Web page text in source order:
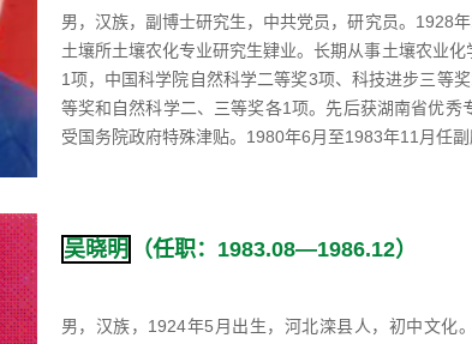
男，汉族，副博士研究生，中共党员，研究员。1928
土壤所土壤农化专业研究生肄业。长期从事土壤农业
1项，中国科学院自然科学二等奖3项、科技进步三等
等奖和自然科学二、三等奖各1项。先后获湖南省优
受国务院政府特殊津贴。1980年6月至1983年11月任
吴晓明 （任职：1983.08—1986.12）
男，汉族，1924年5月出生，河北滦县人，初中文化